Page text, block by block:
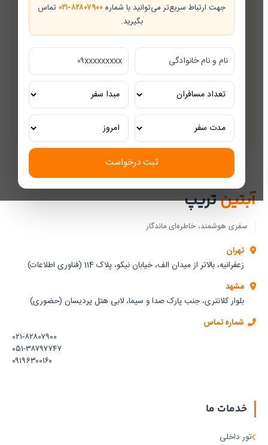
جهت ارتباط سریع‌تر می‌توانید با شماره ۰۲۱-۸۲۸۰۷۹۰۰ تماس
بگیرید.
ثبت درخواست
تضمین بهترین قیمت
قیمت‌های رقابتی
مشاوره رایگان
کارشناسان مجرب گردشگری
تور ریلی اختصاصی
تجربه‌ای لوکس و به‌یادماندنی
آبتینتریپ
سفری هوشمند، خاطره‌ای ماندگار
تهران
زعفرانیه، بالاتر از میدان الف، خیابان نیکو، پلاک 114 (فناوری اطلاعات)
مشهد
بلوار کلانتری، جنب پارک صدا و سیما، لابی هتل پردیسان (حضوری)
شماره تماس
۰۲۱-۸۲۸۰۷۹۰۰
۰۵۱-۳۸۷۹۷۷۴۷
۰۹۱۹۶۳۰۰۱۶۰
خدمات ما
تور داخلی